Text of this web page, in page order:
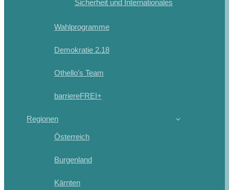
Sicherheit und Internationales
Wahlprogramme
Demokratie 2.18
Othello’s Team
barriereFREI+
Regionen
Österreich
Burgenland
Kärnten